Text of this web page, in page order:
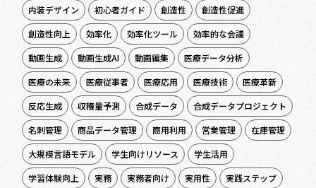
内装デザイン
初心者ガイド 創造性
創造性促進
創造性向上
効率化 効率化ツール
効率的な会議
動画生成
動画生成AI 動画編集
医療データ分析
医療の未来
医療従事者 医療応用 医療技術
医療革新
反応生成
収穫量予測 合成データ
合成データプロジェクト
名刺管理
商品データ管理 商用利用 営業管理
在庫管理
大規模言語モデル
学生向けリソース
学生活用
学習体験向上
実務 実務者向け 実用性 実践ステップ